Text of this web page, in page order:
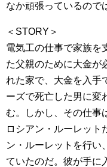
なか頑張っているので
＜STORY＞
電気工の仕事で家族を
た父親のために大金が
れた家で、大金を入手
ーズで死亡した男に変
む。しかし、その仕事
ロシアン・ルーレット
ン・ルーレットを行い
ていたのだ。彼が手に